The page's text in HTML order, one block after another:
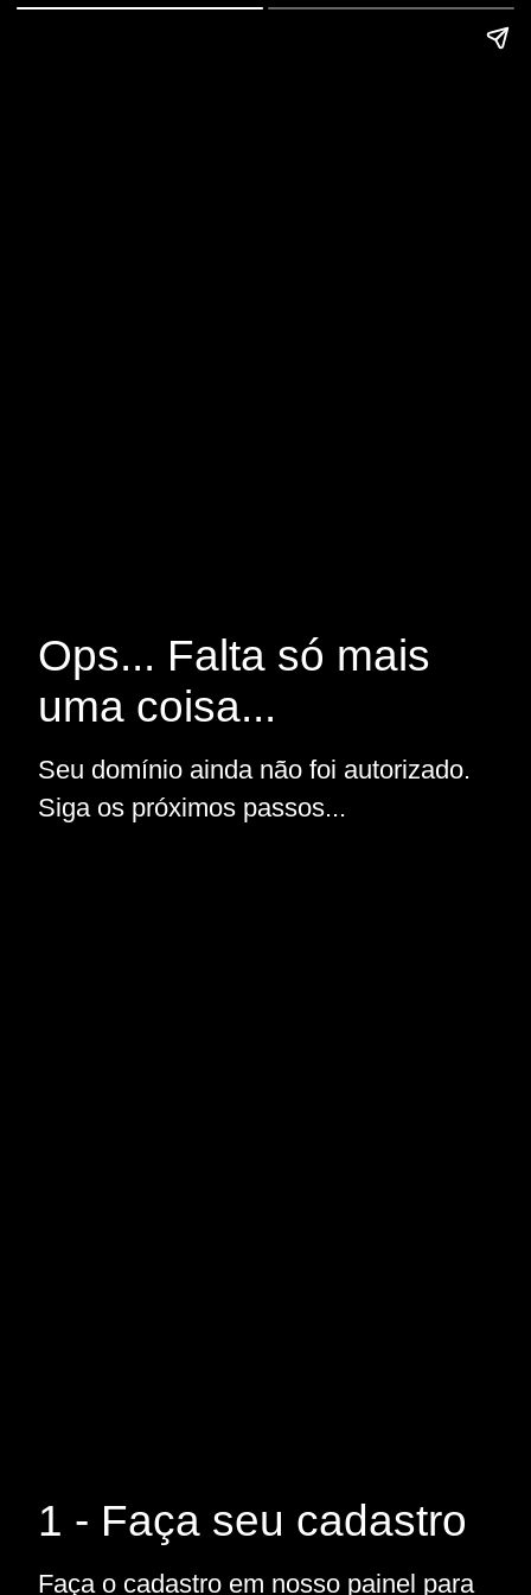
Ops... Falta só mais
uma coisa...
Seu domínio ainda não foi autorizado.
Siga os próximos passos...
1 - Faça seu cadastro
Faça o cadastro em nosso painel para